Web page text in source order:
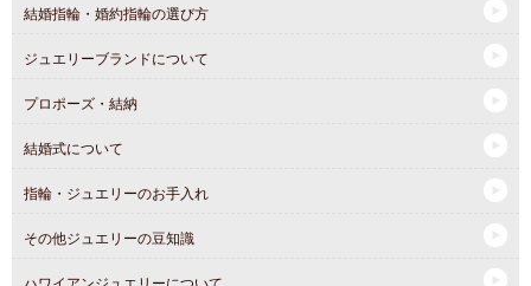
結婚指輪・婚約指輪の選び方
ジュエリーブランドについて
プロポーズ・結納
結婚式について
指輪・ジュエリーのお手入れ
その他ジュエリーの豆知識
ハワイアンジュエリーについて